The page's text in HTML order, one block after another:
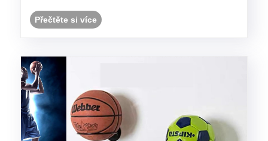
Přečtěte si více